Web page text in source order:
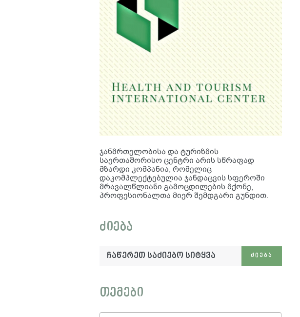
ჯანმრთელობისა და ტურიზმის
საერთაშორისო ცენტრი არის სწრაფად
მზარდი კომპანია, რომელიც
დაკომპლექტებულია ჯანდაცვის სფეროში
მრავალწლიანი გამოცდილების მქონე,
პროფესიონალთა მიერ შემდგარი გუნდით.
ძიება
ჩაწერეთ
საძიებო
ᲫᲘᲔᲑᲐ
თემები